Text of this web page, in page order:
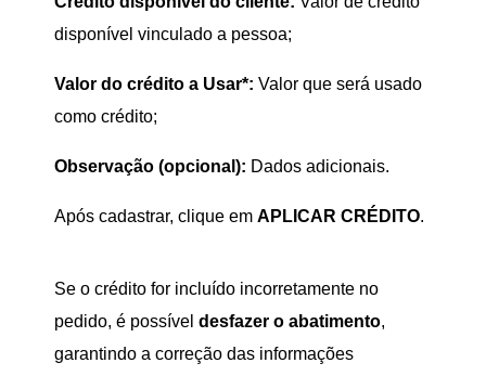
disponível vinculado a pessoa;
Valor do crédito a Usar*: Valor que será usado
como crédito;
Observação (opcional): Dados adicionais.
Após cadastrar, clique em APLICAR CRÉDITO.
Se o crédito for incluído incorretamente no
pedido, é possível desfazer o abatimento,
garantindo a correção das informações